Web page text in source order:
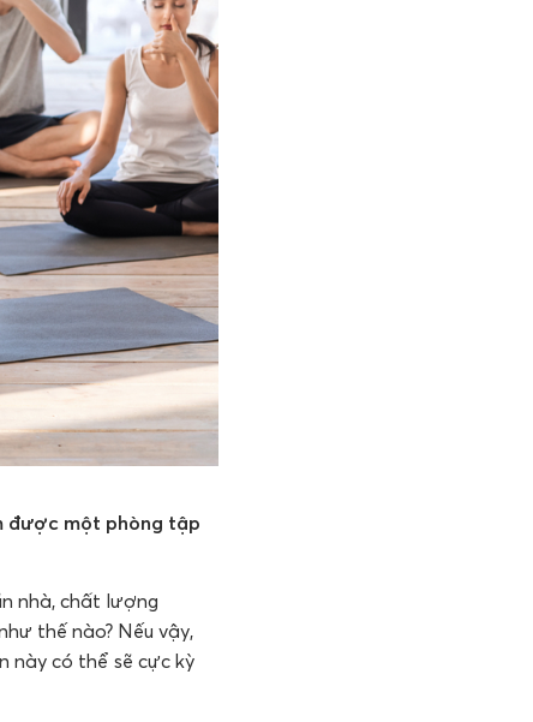
được một phòng tập
nhà, chất lượng
thế nào? Nếu vậy,
này có thể sẽ cực kỳ